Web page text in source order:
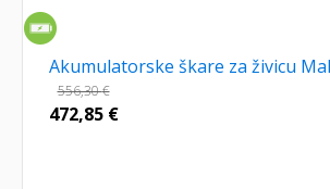
Akumulatorske škare za živicu
556,30€
472,85 €